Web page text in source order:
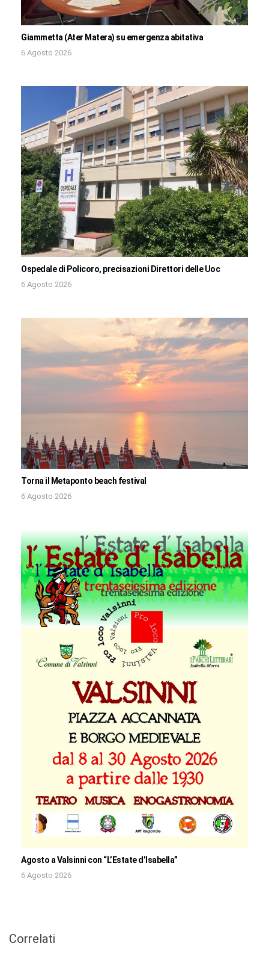
Giammetta (Ater Matera) su emergenza abitativa
6 Agosto 2026
Ospedale di Policoro, precisazioni Direttori delle Uoc
6 Agosto 2026
Torna il Metaponto beach festival
6 Agosto 2026
Agosto a Valsinni con “L’Estate d’Isabella”
6 Agosto 2026
Correlati